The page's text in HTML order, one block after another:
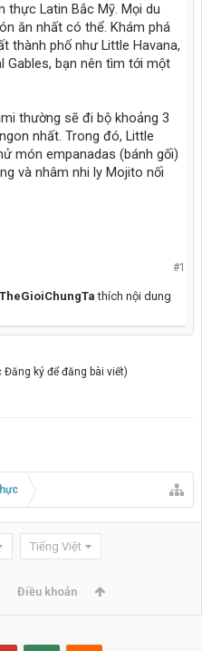
thực Latin Bắc Mỹ. Mọi du
ăn nhất có thể. Khám phá
thành phố như Little Havana,
Gables, bạn nên tìm tới một
thường sẽ đi bộ khoảng 3
nhất. Trong đó, Little
món empanadas (bánh gối)
và nhâm nhi ly Mojito nối
#1
TheGioiChungTa thích nội dung
ký để đăng bài viết)
Tiếng Việt
Điều khoản